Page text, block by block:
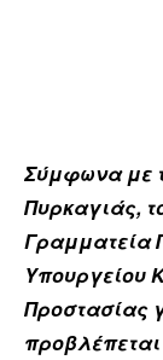
Σύμφωνα με
Πυρκαγιάς,
Γραμματεία
Υπουργείου
Προστασίας